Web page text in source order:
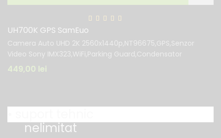
UH700K GPS SamEuo
Camera Auto UHD 2K 2560x1440p,NT96675,GPS,Senzor
Video Sony IMX323,WiFi,Parking Guard,Condensator
449,00 lei
nelimitat